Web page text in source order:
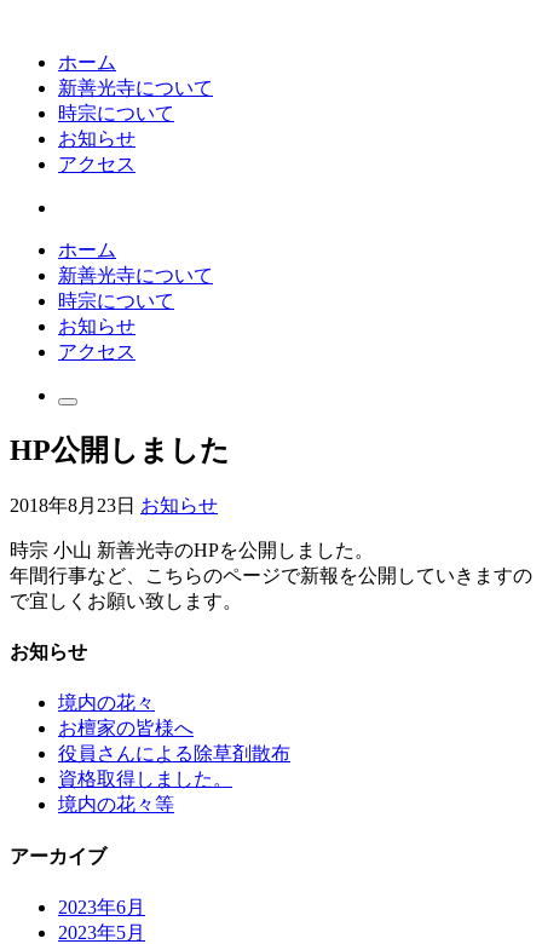
ホーム
新善光寺について
時宗について
お知らせ
アクセス
ホーム
新善光寺について
時宗について
お知らせ
アクセス
HP公開しました
2018年8月23日 お知らせ
時宗 小山 新善光寺のHPを公開しました。
年間行事など、こちらのページで新報を公開していきますの
で宜しくお願い致します。
お知らせ
境内の花々
お檀家の皆様へ
役員さんによる除草剤散布
資格取得しました。
境内の花々等
アーカイブ
2023年6月
2023年5月